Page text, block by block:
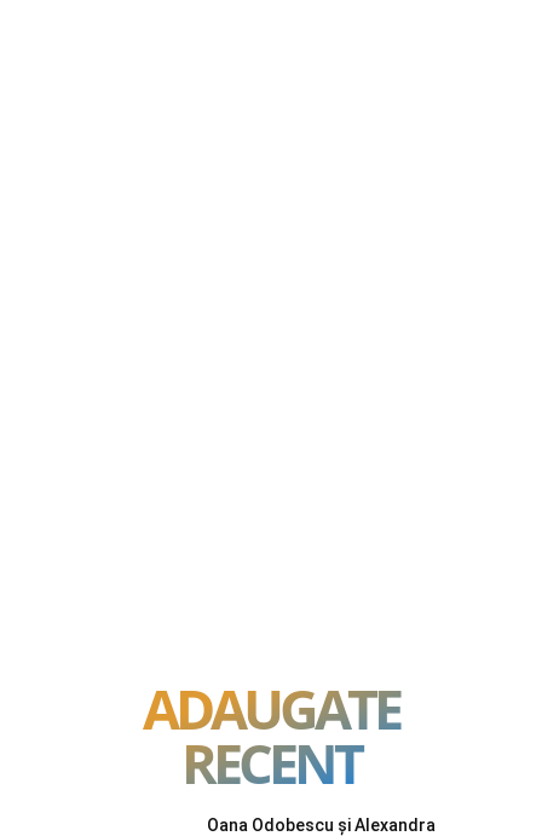
ADAUGATE
RECENT
Oana Odobescu și Alexandra